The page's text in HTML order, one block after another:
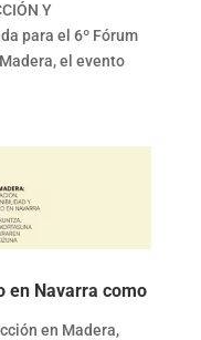
Y
para el 6º Fórum
el evento
en Navarra como
en Madera,